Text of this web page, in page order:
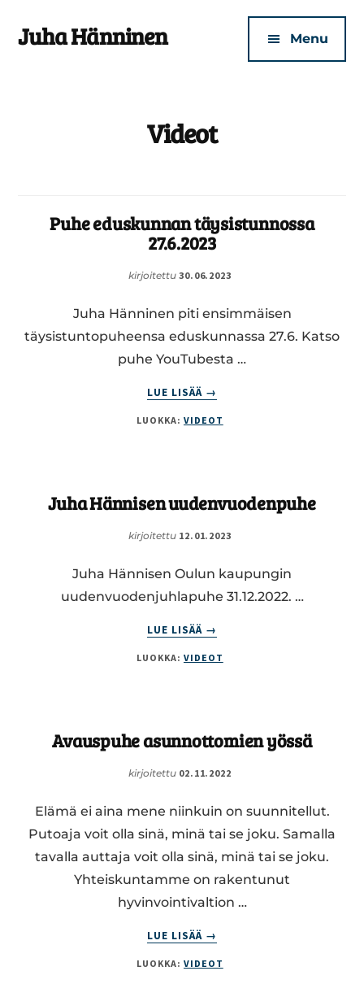
main
footer
menu
Juha Hänninen Menu
Videot
Puhe eduskunnan täysistunnossa
27.6.2023
kirjoitettu 30.06.2023
Juha Hänninen piti ensimmäisen
täysistuntopuheensa eduskunnassa 27.6. Katso
puhe YouTubesta …
LUE LISÄÄ
ABOUT
EDUSKUNNAN
→
LUOKKA: VIDEOT
Juha Hännisen uudenvuodenpuhe
kirjoitettu 12.01.2023
Juha Hännisen Oulun kaupungin
uudenvuodenjuhlapuhe 31.12.2022. …
LUE LISÄÄ
ABOUT
HÄNNISEN
→
LUOKKA: VIDEOT
Avauspuhe asunnottomien yössä
kirjoitettu 02.11.2022
Elämä ei aina mene niinkuin on suunnitellut.
Putoaja voit olla sinä, minä tai se joku. Samalla
tavalla auttaja voit olla sinä, minä tai se joku.
Yhteiskuntamme on rakentunut
hyvinvointivaltion …
LUE LISÄÄ
ABOUT
ASUNNOTTOMIEN
→
LUOKKA: VIDEOT